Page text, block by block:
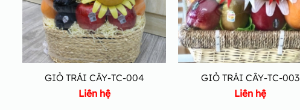
GIỎ TRÁI CÂY-TC-004
Liên hệ
GIỎ TRÁI CÂY-TC-003
Liên hệ